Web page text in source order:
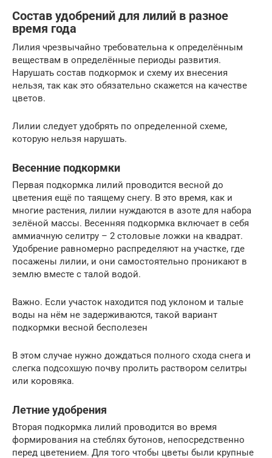
Состав удобрений для лилий в разное
время года
Лилия чрезвычайно требовательна к определённым
веществам в определённые периоды развития.
Нарушать состав подкормок и схему их внесения
нельзя, так как это обязательно скажется на качестве
цветов.
Лилии следует удобрять по определенной схеме,
которую нельзя нарушать.
Весенние подкормки
Первая подкормка лилий проводится весной до
цветения ещё по таящему снегу. В это время, как и
многие растения, лилии нуждаются в азоте для набора
зелёной массы. Весенняя подкормка включает в себя
аммиачную селитру – 2 столовые ложки на квадрат.
Удобрение равномерно распределяют на участке, где
посажены лилии, и они самостоятельно проникают в
землю вместе с талой водой.
Важно. Если участок находится под уклоном и талые
воды на нём не задерживаются, такой вариант
подкормки весной бесполезен
В этом случае нужно дождаться полного схода снега и
слегка подсохшую почву пролить раствором селитры
или коровяка.
Летние удобрения
Вторая подкормка лилий проводится во время
формирования на стеблях бутонов, непосредственно
перед цветением. Для того чтобы цветы были крупные